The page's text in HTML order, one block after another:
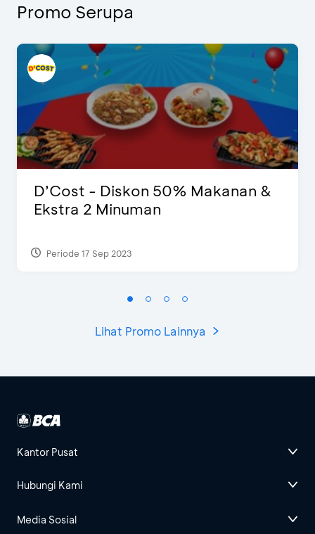
Promo Serupa
D’Cost - Diskon 50% Makanan &
Ekstra 2 Minuman
Periode 17 Sep 2023
Lihat Promo Lainnya
Kantor Pusat
Hubungi Kami
Media Sosial